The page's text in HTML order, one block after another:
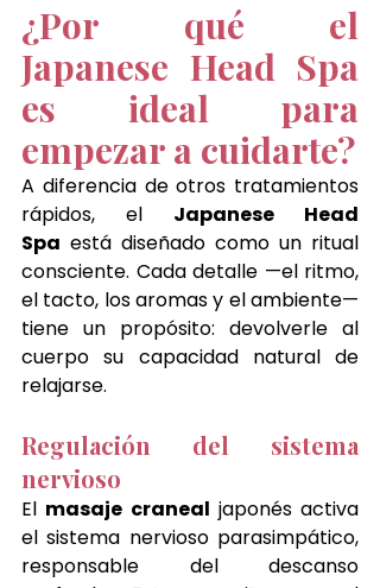
¿Por qué el
Japanese Head Spa
es ideal para
empezar a cuidarte?
A diferencia de otros tratamientos
rápidos, el Japanese Head
Spa está diseñado como un ritual
consciente. Cada detalle —el ritmo,
el tacto, los aromas y el ambiente—
tiene un propósito: devolverle al
cuerpo su capacidad natural de
relajarse.
Regulación del sistema
nervioso
El masaje craneal japonés activa
el sistema nervioso parasimpático,
responsable del descanso